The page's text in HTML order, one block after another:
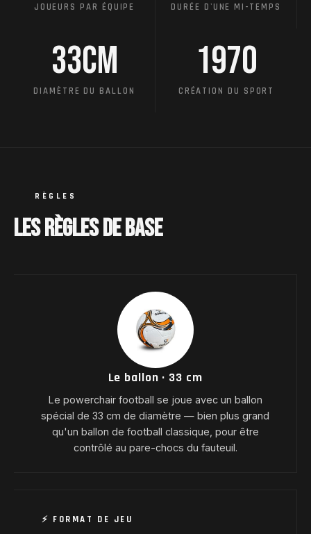
JOUEURS PAR ÉQUIPE DURÉE D'UNE MI-TEMPS
33cm
DIAMÈTRE DU BALLON
1970
CRÉATION DU SPORT
RÈGLES
LES RÈGLES DE BASE
Le ballon · 33 cm
Le powerchair football se joue avec un ballon
spécial de 33 cm de diamètre — bien plus grand
qu'un ballon de football classique, pour être
contrôlé au pare-chocs du fauteuil.
⚡ FORMAT DE JEU